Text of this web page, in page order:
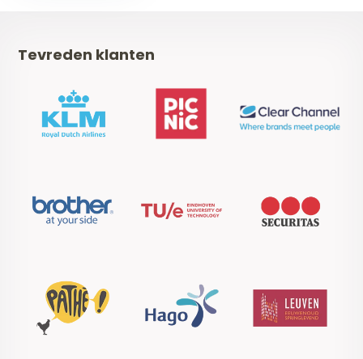
Tevreden klanten